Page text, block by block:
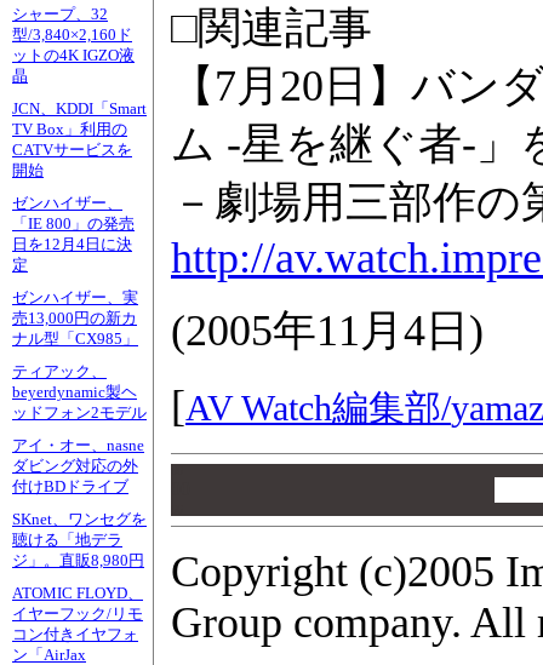
シャープ、32
型/3,840×2,160ド
ットの4K IGZO液
晶
JCN、KDDI「Smart
TV Box」利用の
CATVサービスを
開始
ゼンハイザー、
「IE 800」の発売
日を12月4日に決
定
ゼンハイザー、実
売13,000円の新カ
ナル型「CX985」
ティアック、
beyerdynamic製ヘ
ッドフォン2モデル
アイ・オー、nasne
ダビング対応の外
付けBDドライブ
SKnet、ワンセグを
聴ける「地デラ
ジ」。直販8,980円
ATOMIC FLOYD、
イヤーフック/リモ
コン付きイヤフォ
ン「AirJax
□関連記事
【7月20日】バン
ム -星を継ぐ者-」
－劇場用三部作
http://
(2005年11月4日 )
[AV Watch編集部/
Copyright (c)2005
Group company. All